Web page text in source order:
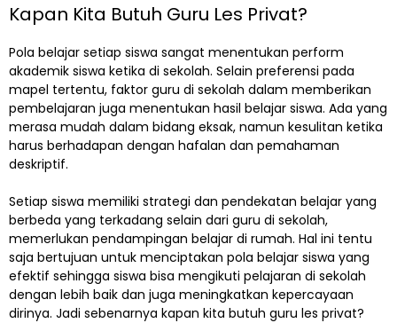
Kapan Kita Butuh Guru Les Privat?
Pola belajar setiap siswa sangat menentukan perform
akademik siswa ketika di sekolah. Selain preferensi pada
mapel tertentu, faktor guru di sekolah dalam memberikan
pembelajaran juga menentukan hasil belajar siswa. Ada yang
merasa mudah dalam bidang eksak, namun kesulitan ketika
harus berhadapan dengan hafalan dan pemahaman
deskriptif.
Setiap siswa memiliki strategi dan pendekatan belajar yang
berbeda yang terkadang selain dari guru di sekolah,
memerlukan pendampingan belajar di rumah. Hal ini tentu
saja bertujuan untuk menciptakan pola belajar siswa yang
efektif sehingga siswa bisa mengikuti pelajaran di sekolah
dengan lebih baik dan juga meningkatkan kepercayaan
dirinya. Jadi sebenarnya kapan kita butuh guru les privat?